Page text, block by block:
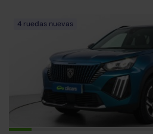
4 ruedas nuevas